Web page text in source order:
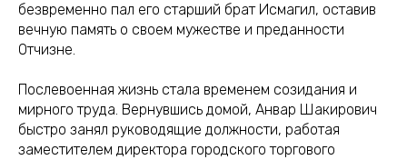
безвременно пал его старший брат Исмагил, оставив
вечную память о своем мужестве и преданности
Отчизне.
Послевоенная жизнь стала временем созидания и
мирного труда. Вернувшись домой, Анвар Шакирович
быстро занял руководящие должности, работая
заместителем директора городского торгового